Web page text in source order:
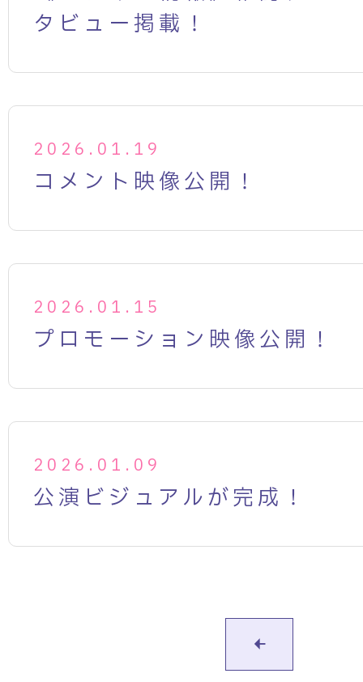
タビュー掲載！
2026.01.19
コメント映像公開！
2026.01.15
プロモーション映像公開！
2026.01.09
公演ビジュアルが完成！